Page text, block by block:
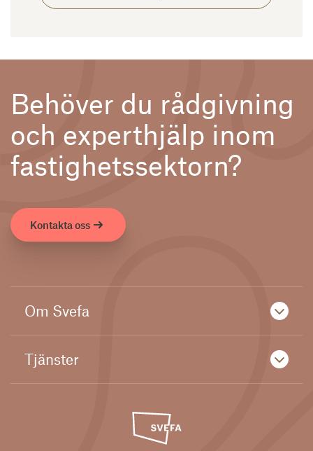
Behöver du rådgivning
och experthjälp inom
fastighetssektorn?
Kontakta oss
Om Svefa
Tjänster